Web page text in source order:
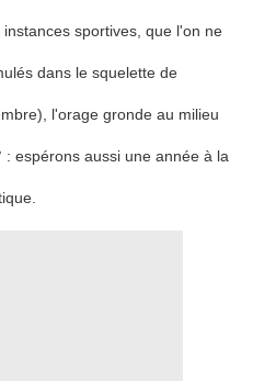
sportives, que l'on ne
dans le squelette de
l'orage gronde au milieu
espérons aussi une année à la